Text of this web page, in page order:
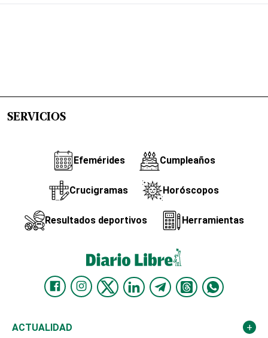
SERVICIOS
Efemérides Cumpleaños
Crucigramas Horóscopos
Resultados deportivos Herramientas
ACTUALIDAD